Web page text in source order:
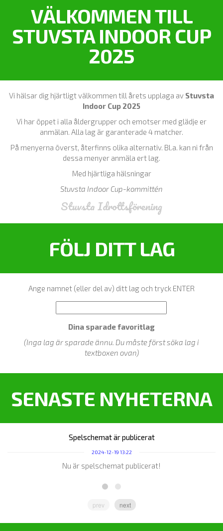
VÄLKOMMEN TILL
STUVSTA INDOOR CUP
2025
Vi hälsar dig hjärtligt välkommen till årets upplaga av Stuvsta
Indoor Cup 2025
Vi har öppet i alla åldergrupper och emotser med glädje er
anmälan. Alla lag är garanterade 4 matcher.
På menyerna överst, återfinns olika alternativ. Bl.a. kan ni från
dessa menyer anmäla ert lag.
Med hjärtliga hälsningar
Stuvsta Indoor Cup-kommittén
Stuvsta Idrottsförening
FÖLJ DITT LAG
Ange namnet (eller del av) ditt lag och tryck ENTER
Dina sparade favoritlag
(Inga lag är sparade ännu. Du måste först söka lag i
textboxen ovan)
SENASTE NYHETERNA
Spelschemat är publicerat
2024-12-19 13:22
Nu är spelschemat publicerat!
prev next